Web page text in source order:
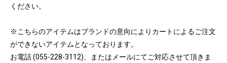
ください。
※こちらのアイテムはブランドの意向によりカートによるご注文
ができないアイテムとなっております。
お電話 (055-228-3112)、またはメールにてご対応させて頂きま